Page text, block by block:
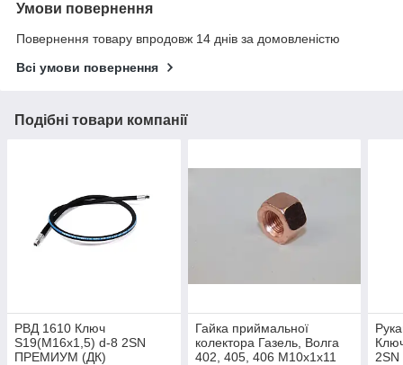
Умови повернення
Повернення товару впродовж 14 днів за домовленістю
Всі умови повернення
Подібні товари компанії
РВД 1610 Ключ
S19(M16x1,5) d-8 2SN
ПРЕМИУМ (ДК)
Гайка приймальної
колектора Газель, Волга
402, 405, 406 М10х1х11